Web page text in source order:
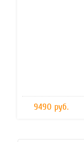
9490 руб.